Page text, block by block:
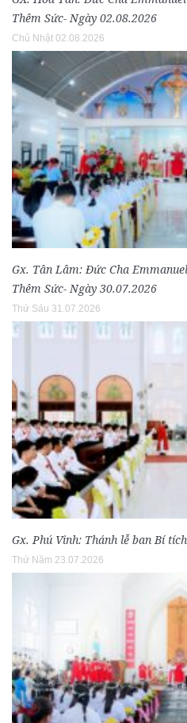
Thêm Sức- Ngày 02.08.2026
Chủ Nhật 02.08.2026
Gx. Tân Lâm: Đức Cha
Thêm Sức- Ngày 30.07.2026
Thứ Sáu 31.07.2026
Gx. Phú Vinh: Thánh lễ ban Bí
Thứ Năm 23.07.2026